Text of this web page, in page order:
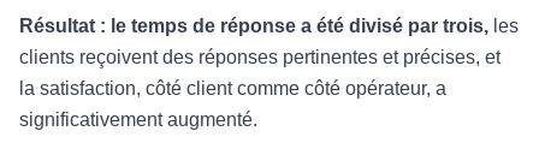
Résultat : le temps de réponse a été divisé par trois, les
clients reçoivent des réponses pertinentes et précises, et
la satisfaction, côté client comme côté opérateur, a
significativement augmenté.